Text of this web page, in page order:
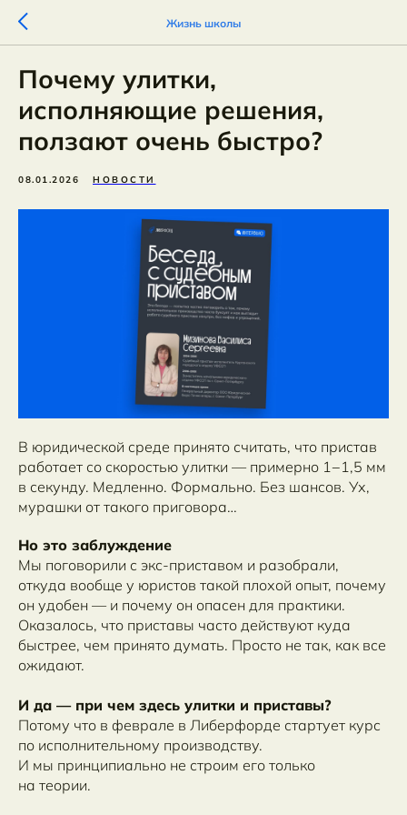
Жизнь школы
Почему улитки,
исполняющие решения,
ползают очень быстро?
08.01.2026 НОВОСТИ
В юридической среде принято считать, что пристав
работает со скоростью улитки — примерно 1−1,5 мм
в секунду. Медленно. Формально. Без шансов. Ух,
мурашки от такого приговора…
Но это заблуждение
Мы поговорили с экс-приставом и разобрали,
откуда вообще у юристов такой плохой опыт, почему
он удобен — и почему он опасен для практики.
Оказалось, что приставы часто действуют куда
быстрее, чем принято думать. Просто не так, как все
ожидают.
И да — при чем здесь улитки и приставы?
Потому что в феврале в Либерфорде стартует курс
по исполнительному производству.
И мы принципиально не строим его только
на теории.